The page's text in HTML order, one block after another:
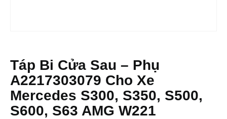
Táp Bi Cửa Sau – Phụ
A2217303079 Cho Xe
Mercedes S300, S350, S500,
S600, S63 AMG W221